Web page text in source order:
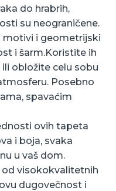
do hrabrih,
su neograničene.
motivi i geometrijski
i šarm.Koristite ih
obložite celu sobu
Posebno
spavaćim
ovih tapeta
i boja, svaka
u vaš dom.
od visokokvalitetnih
dugovečnost i